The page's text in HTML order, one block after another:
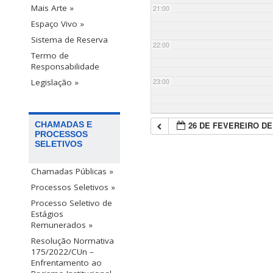
Mais Arte »
Espaço Vivo »
Sistema de Reserva
Termo de
Responsabilidade
Legislação »
CHAMADAS E
PROCESSOS
SELETIVOS
Chamadas Públicas »
Processos Seletivos »
Processo Seletivo de
Estágios
Remunerados »
Resolução Normativa
175/2022/CUn –
Enfrentamento ao
21:00
22:00
23:00
26 DE FEVEREIRO